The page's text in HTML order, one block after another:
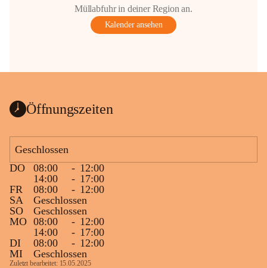
Müllabfuhr in deiner Region an.
Kalender ansehen
Öffnungszeiten
Geschlossen
DO
08:00 - 12:00
14:00
- 17:00
FR
08:00 - 12:00
SA
Geschlossen
SO
Geschlossen
MO 08:00 - 12:00
14:00
- 17:00
DI
08:00 - 12:00
MI
Geschlossen
Zuletzt bearbeitet: 15.05.2025